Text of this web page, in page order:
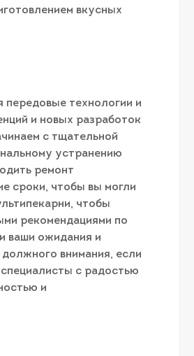
вкусных
передовые технологии и
и новых разработок
с тщательной
устранению
ремонт
сроки, чтобы вы могли
чтобы
рекомендациями по
ваши ожидания и
внимания, если
с радостью
и